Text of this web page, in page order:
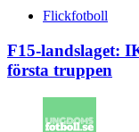
Flickfotboll
F15-landslaget:
första truppen